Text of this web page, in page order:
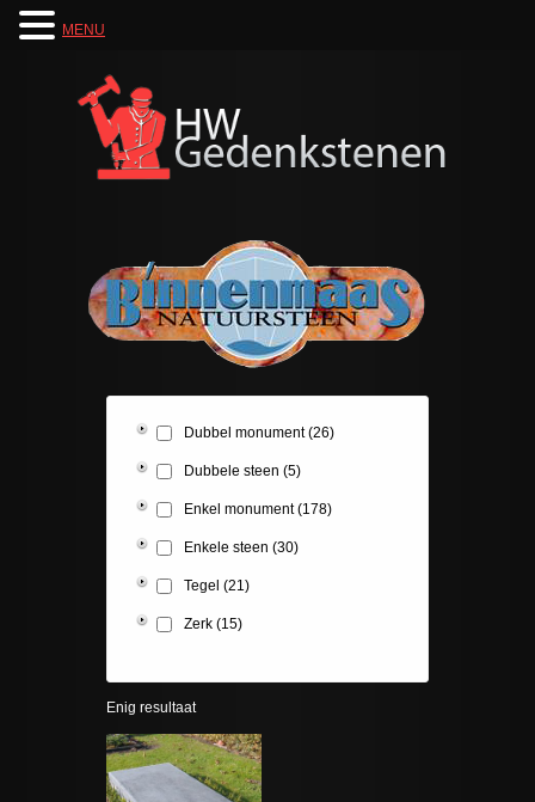
Dubbel monument (26)
Dubbele steen (5)
Enkel monument (178)
Enkele steen (30)
Tegel (21)
Zerk (15)
Enig resultaat
MENU